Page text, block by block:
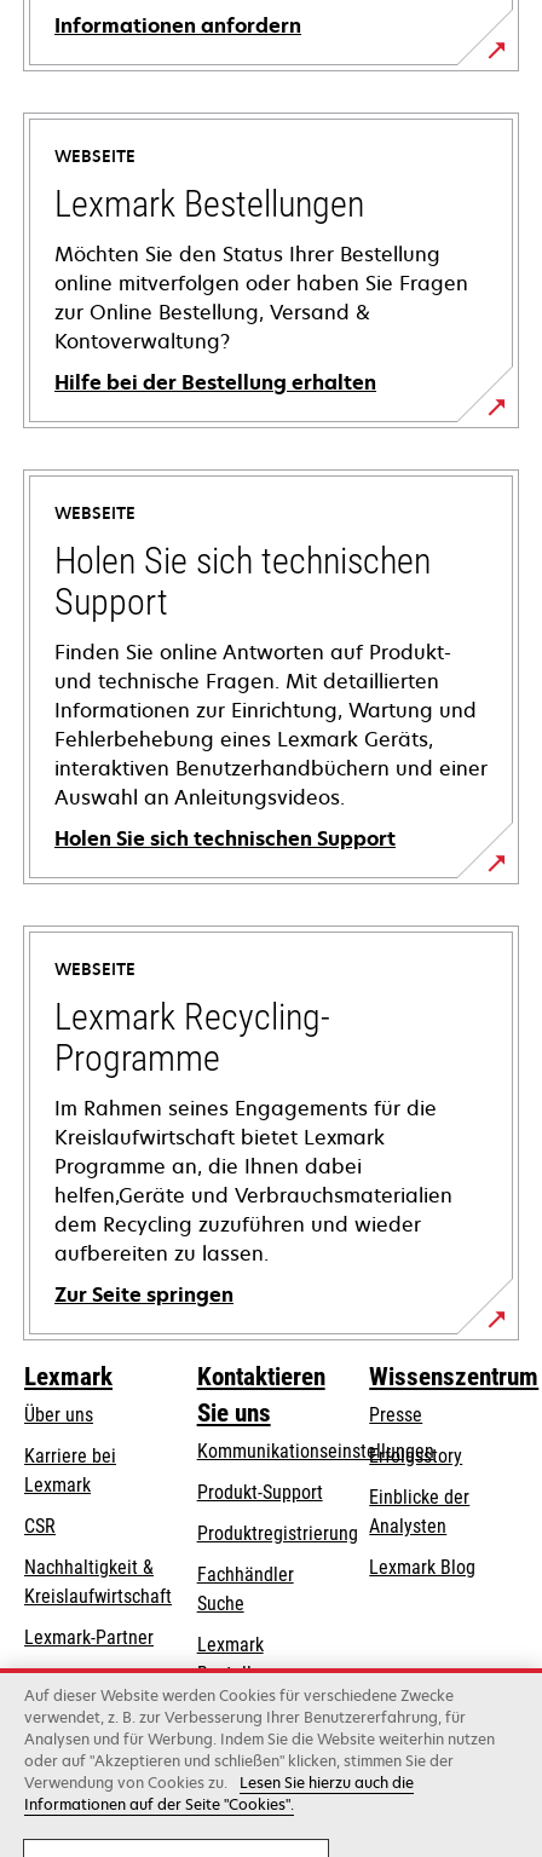
Informationen anfordern
WEBSEITE
Lexmark Bestellungen
Möchten Sie den Status Ihrer Bestellung
online mitverfolgen oder haben Sie Fragen
zur Online Bestellung, Versand &
Kontoverwaltung?
Hilfe bei der Bestellung erhalten
WEBSEITE
Holen Sie sich technischen
Support
Finden Sie online Antworten auf Produkt-
und technische Fragen. Mit detaillierten
Informationen zur Einrichtung, Wartung und
Fehlerbehebung eines Lexmark Geräts,
interaktiven Benutzerhandbüchern und einer
Auswahl an Anleitungsvideos.
Holen Sie sich technischen Support
wird
in
neuen
Registerkarte
geöffnet
WEBSEITE
Lexmark Recycling-
Programme
Im Rahmen seines Engagements für die
Kreislaufwirtschaft bietet Lexmark
Programme an, die Ihnen dabei
helfen,Geräte und Verbrauchsmaterialien
dem Recycling zuzuführen und wieder
aufbereiten zu lassen.
Zur Seite springen
Lexmark
Über uns
Karriere bei
Lexmark
CSR
Nachhaltigkeit &
Kreislaufwirtschaft
Lexmark-Partner
Kontaktieren
Sie uns
Kommunikationseinstellungen
wird
in
einer
neuen
Registerkarte
geöffnet
Produkt-Supportwird
einer
neuen
Produktregistrierung
Fachhändler
Suche
Lexmark
Bestellungen
Lexmark
Distributoren
Wissenszentrum
Presse
Erfolgsstory
Einblicke der
Analysten
Lexmark Blog
Lexmark International, Inc., ein Unternehmen von Xerox
©2026 Alle Rechte vorbehalten.
Auf dieser Website werden Cookies für verschiedene Zwecke
verwendet, z. B. zur Verbesserung Ihrer Benutzererfahrung, für
Analysen und für Werbung. Indem Sie die Website weiterhin nutzen
oder auf "Akzeptieren und schließen" klicken, stimmen Sie der
Verwendung von Cookies zu.
Lesen Sie hierzu auch die
Informationen auf der Seite "Cookies".